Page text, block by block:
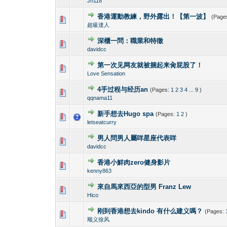
香港運動教練，野外露出！【第一波】
超級達人
0 Vote(s) - 0 out 1
深櫃一問：職業和特徵
davidcc
第一次见网友就被捆起来肏屁股了！
Love Sensation
0 Vote(s) - 0 out
4手过程与经历an (Pages: 1 2 3 4 ...9 )
qqnama11
0 Vote(s) - 0 out
新手想去Hugo spa (Pages: 1 2 )
letseatcurry
0 Vote(s) - 0 out
男人問男人屬咩星座代表咩
davidcc
0 Vote(s) - 0 out
香港小鮮肉zero健身影片
kenny863
來自馬來西亞的型男 Franz Lew
Hico
0 Vote(s) - 0 out
刚到香港想去kindo 有什么建义嗎？ (Pages: 1
顺义徐风
0 Vote(s) - 0 out 1